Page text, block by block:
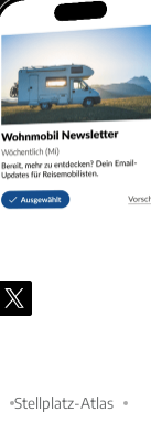
Stellplatz-Atlas